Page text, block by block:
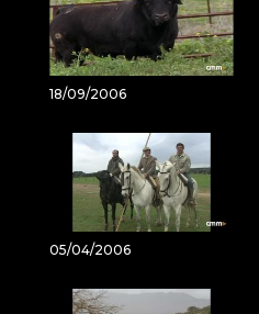
18/09/2006
05/04/2006